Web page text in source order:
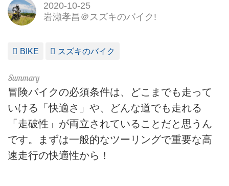
2020-10-25
岩瀬孝昌＠スズキのバイク!
BIKE スズキのバイク
冒険バイクの必須条件は、どこまでも走って
いける「快適さ」や、どんな道でも走れる
「走破性」が両立されていることだと思うん
です。まずは一般的なツーリングで重要な高
速走行の快適性から！